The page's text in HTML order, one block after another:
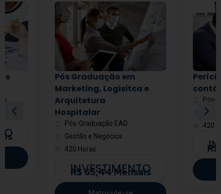
Pós Graduação em
Marketing, Logisitca e
Arquitetura
Hospitalar
Pós-Graduação EAD
Gestão e Negócios
420 Horas
INVESTIMENTO
R$ 65,44 Mensais
Pós-
420